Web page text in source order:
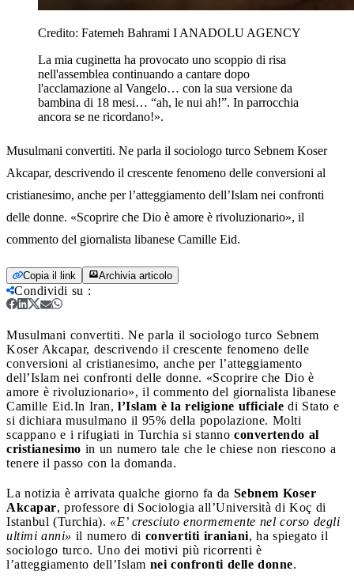
Credito: Fatemeh Bahrami I ANADOLU AGENCY
La mia cuginetta ha provocato uno scoppio di risa
nell'assemblea continuando a cantare dopo
l'acclamazione al Vangelo… con la sua versione da
bambina di 18 mesi… “ah, le nui ah!”. In parrocchia
ancora se ne ricordano!».
Musulmani convertiti. Ne parla il sociologo turco Sebnem Koser
Akcapar, descrivendo il crescente fenomeno delle conversioni al
cristianesimo, anche per l’atteggiamento dell’Islam nei confronti
delle donne. «Scoprire che Dio è amore è rivoluzionario», il
commento del giornalista libanese Camille Eid.
Copia il link Archivia articolo
Condividi su :
Musulmani convertiti. Ne parla il sociologo turco Sebnem
Koser Akcapar, descrivendo il crescente fenomeno delle
conversioni al cristianesimo, anche per l’atteggiamento
dell’Islam nei confronti delle donne. «Scoprire che Dio è
amore è rivoluzionario», il commento del giornalista libanese
Camille Eid.In Iran, l’Islam è la religione ufficiale di Stato e
si dichiara musulmano il 95% della popolazione. Molti
scappano e i rifugiati in Turchia si stanno convertendo al
cristianesimo in un numero tale che le chiese non riescono a
tenere il passo con la domanda.
La notizia è arrivata qualche giorno fa da Sebnem Koser
Akcapar, professore di Sociologia all’Università di Koç di
Istanbul (Turchia). «E’ cresciuto enormemente nel corso degli
ultimi anni» il numero di convertiti iraniani, ha spiegato il
sociologo turco. Uno dei motivi più ricorrenti è
l’atteggiamento dell’Islam nei confronti delle donne.